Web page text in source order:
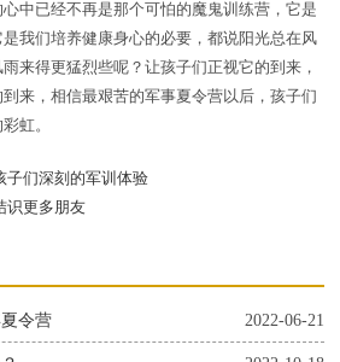
已经不再是那个可怕的魔鬼训练营，它是
我们培养健康身心的必要，都说阳光总在风
来得更猛烈些呢？让孩子们正视它的到来，
来，相信最艰苦的军事夏令营以后，孩子们
虹。
子们深刻的军训体验
识更多朋友
2022-06-21
令营